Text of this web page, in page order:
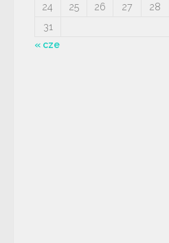
24
25 26 27 28
31
« cze